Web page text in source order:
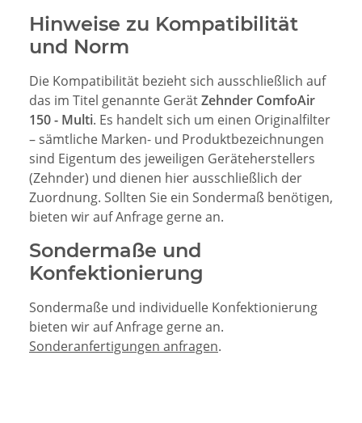
Hinweise zu Kompatibilität
und Norm
Die Kompatibilität bezieht sich ausschließlich auf
das im Titel genannte GerätZehnder ComfoAir
150 - Multi. Es handelt sich um einen Originalfilter
– sämtliche Marken- und Produktbezeichnungen
sind Eigentum des jeweiligen Geräteherstellers
(Zehnder) und dienen hier ausschließlich der
Zuordnung. Sollten Sie ein Sondermaß benötigen,
bieten wir auf Anfrage gerne an.
Sondermaße und
Konfektionierung
Sondermaße und individuelle Konfektionierung
bieten wir auf Anfrage gerne an.
Sonderanfertigungen anfragen.